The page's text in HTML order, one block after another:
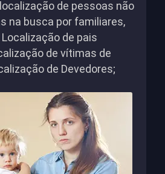
de pessoas não
na busca por familiares,
de pais
de vítimas de
de Devedores;